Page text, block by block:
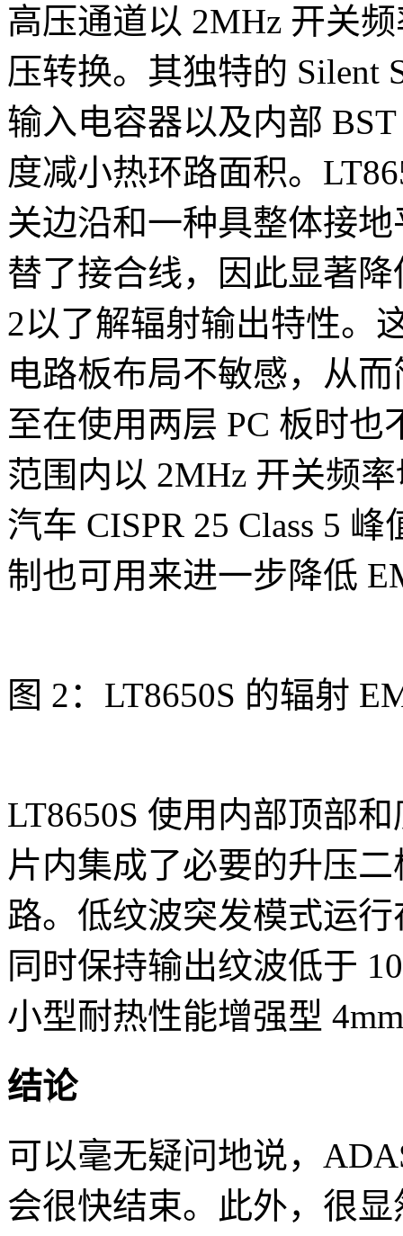
高压通道以 2MHz 开关
压转换。其独特的 Silent
输入电容器以及内部
度减小热环路面积。
关边沿和一种具整体接
替了接合线，因此显著
2以了解辐射输出特性。
电路板布局不敏感，从
至在使用两层 PC 板时也
范围内以 2MHz 开关频
汽车 CISPR 25 Class 5
制也可用来进一步降低
图 2：LT8650S 的辐射
LT8650S 使用内部顶部
片内集成了必要的升压
路。低纹波突发模式运
同时保持输出纹波低于
小型耐热性能增强型
结论
可以毫无疑问地说，
会很快结束。此外，很